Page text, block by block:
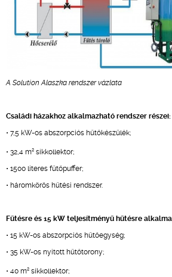
A Solution Alaszka rendszer vázlata
Családi házakhoz alkalmazható rendszer részei:
• 7,5 kW-os abszorpciós hűtőkészülék;
• 32,4 m2 síkkollektor;
• 1500 literes fűtőpuffer;
• háromkörös hűtési rendszer.
Fűtésre és 15 kW teljesítményű hűtésre
• 15 kW-os abszorpciós hűtőegység;
• 35 kW-os nyitott hűtőtorony;
• 40 m2 síkkollektor;